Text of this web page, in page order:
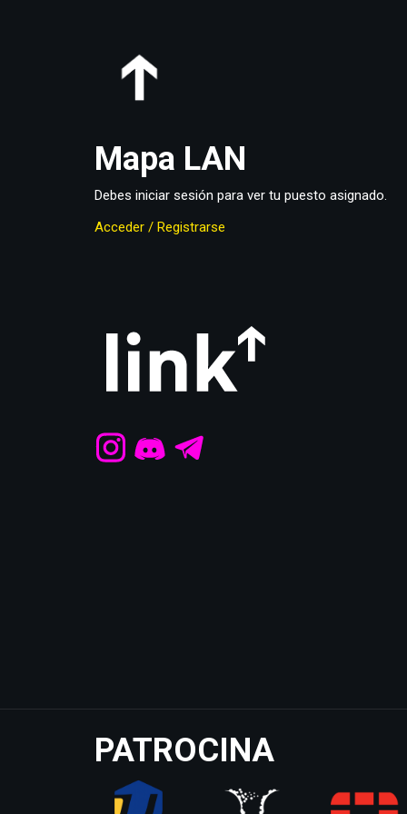
Mapa LAN
Debes iniciar sesión para ver tu puesto asignado.
Acceder / Registrarse
PATROCINA